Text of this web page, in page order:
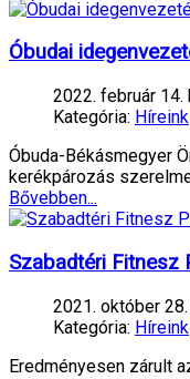
Óbudai
2022. február 14.
Kategória: Híreink
Óbuda-Békásmegyer
kerékpározás
Bővebben...
Szabadtéri Fitnesz
2021. október
Kategória: Híreink
Eredményesen zárult